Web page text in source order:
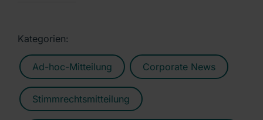
Präsentationen & Conference Calls
Kategorien:
Ad-hoc-Mitteilung Corporate News
Stimmrechtsmitteilung